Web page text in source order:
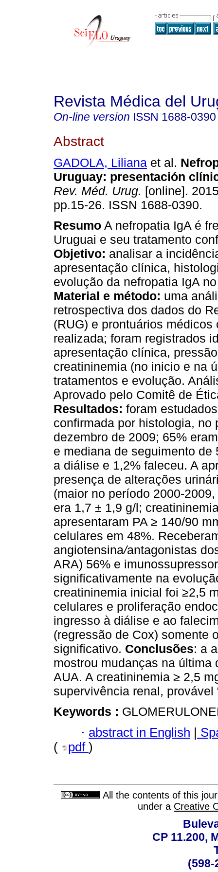
Revista Médica del
On-line version ISSN 1688-0390
Abstract
GADOLA, Liliana et al.
Uruguay: presentación
Rev. Méd. Urug. [online].
pp.15-26. ISSN 1688-0390.
Resumo A nefropatia IgA é
Uruguai e seu tratamento
Objetivo: analisar a
apresentação clínica,
evolução da nefropatia IgA
Material e método: uma
retrospectiva dos dados do
(RUG) e prontuários
realizada; foram registrados
apresentação clínica,
creatininemia (no inicio e na
tratamentos e evolução.
Aprovado pelo Comitê de
Resultados: foram
confirmada por histologia, no
dezembro de 2009; 65%
e mediana de seguimento
a diálise e 1,2% faleceu. A
presença de alterações
(maior no período 2000-
era 1,7 ± 1,9 g/l;
apresentaram PA ≥ 140/90
celulares em 48%.
angiotensina/antagonistas
ARA) 56% e
significativamente na
creatininemia inicial foi ≥2,5
celulares e proliferação
ingresso à diálise e ao
(regressão de Cox) somente
significativo. Conclusões: a
mostrou mudanças na
AUA. A creatininemia ≥ 2,5
supervivência renal, provável
Keywords :
· abstract in English |
(
pdf )
All the contents of this
under a Creative
CP 11.200,
(598-